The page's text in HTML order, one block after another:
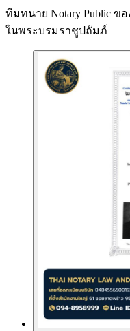
ทีมทนาย Notary Public ข
ในพระบรมราชูปถัมภ์